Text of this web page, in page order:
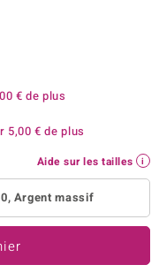
€ de plus
5,00 € de plus
Aide sur les tailles
Argent massif